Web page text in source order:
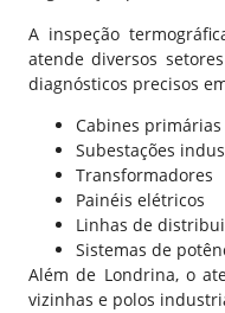
A inspeção
atende diversos
diagnósticos precisos
Cabines primárias
Subestações
Transformadores
Painéis elétricos
Linhas de
Sistemas de
Além de Londrina, o
vizinhas e polos